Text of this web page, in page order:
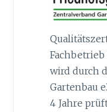
wird durch
Gartenbau
4 Jahre